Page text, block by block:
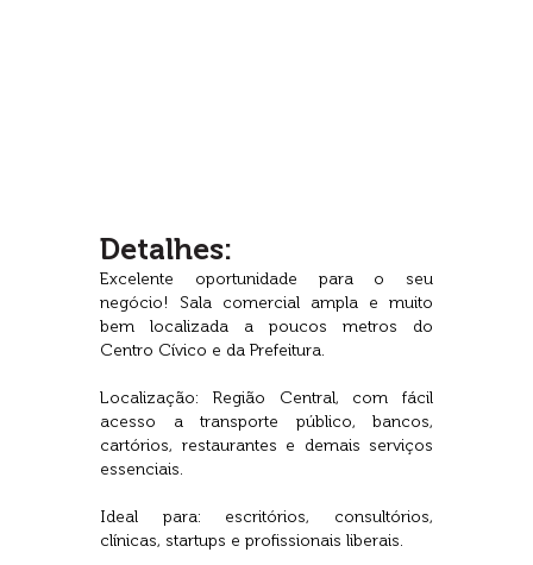
Detalhes:
Excelente oportunidade para o seu
negócio! Sala comercial ampla e muito
bem localizada a poucos metros do
Centro Cívico e da Prefeitura.
Localização: Região Central, com fácil
acesso a transporte público, bancos,
cartórios, restaurantes e demais serviços
essenciais.
Ideal para: escritórios, consultórios,
clínicas, startups e profissionais liberais.